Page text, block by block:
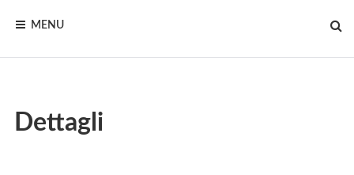
DEL
MENU
Dettagli